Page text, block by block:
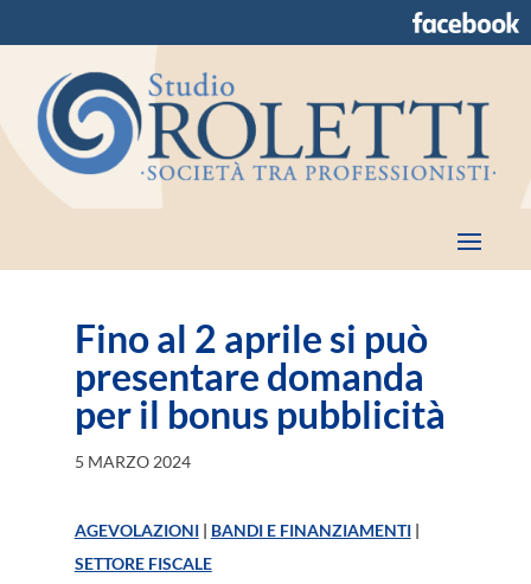
Fino al 2 aprile si può
presentare domanda
per il bonus pubblicità
5 MARZO 2024
AGEVOLAZIONI| BANDI E FINANZIAMENTI|
SETTORE FISCALE